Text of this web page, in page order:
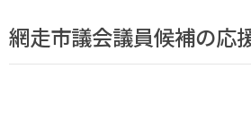
網走市議会議員候補の応